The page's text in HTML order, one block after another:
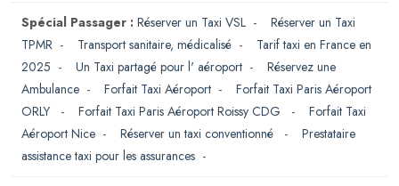
Spécial Passager : Réserver un Taxi VSL - Réserver un Taxi
TPMR - Transport sanitaire, médicalisé - Tarif taxi en France en
2025 - Un Taxi partagé pour l' aéroport - Réservez une
Ambulance - Forfait Taxi Aéroport - Forfait Taxi Paris Aéroport
ORLY
- Forfait Taxi Paris Aéroport Roissy CDG - Forfait Taxi
Aéroport Nice - Réserver un taxi conventionné - Prestataire
assistance taxi pour les assurances -